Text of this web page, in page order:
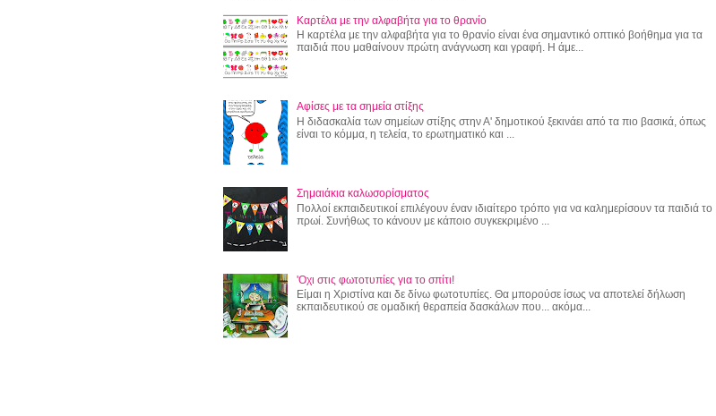
Καρτέλα με την αλφαβήτα για το θρανίο
Η καρτέλα με την αλφαβήτα για το θρανίο είναι ένα σημαντικό οπτικό βοήθημα για τα
παιδιά που μαθαίνουν πρώτη ανάγνωση και γραφή. Η άμε...
Αφίσες με τα σημεία στίξης
Η διδασκαλία των σημείων στίξης στην Α' δημοτικού ξεκινάει από τα πιο βασικά, όπως
είναι το κόμμα, η τελεία, το ερωτηματικό και ...
Σημαιάκια καλωσορίσματος
Πολλοί εκπαιδευτικοί επιλέγουν έναν ιδιαίτερο τρόπο για να καλημερίσουν τα παιδιά το
πρωί. Συνήθως το κάνουν με κάποιο συγκεκριμένο ...
'Οχι στις φωτοτυπίες για το σπίτι!
Είμαι η Χριστίνα και δε δίνω φωτοτυπίες. Θα μπορούσε ίσως να αποτελεί δήλωση
εκπαιδευτικού σε ομαδική θεραπεία δασκάλων που... ακόμα...